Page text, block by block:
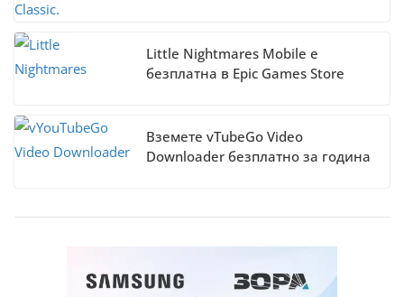
Little Nightmares Mobile е
безплатна в Epic Games Store
Вземете vTubeGo Video
Downloader безплатно за година